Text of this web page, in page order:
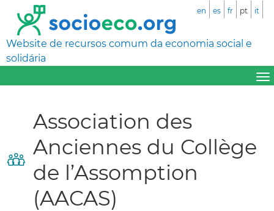
Website de recursos comum da economia social e
solidária
en es fr pt it
Association des
Anciennes du Collège
de l’Assomption
(AACAS)